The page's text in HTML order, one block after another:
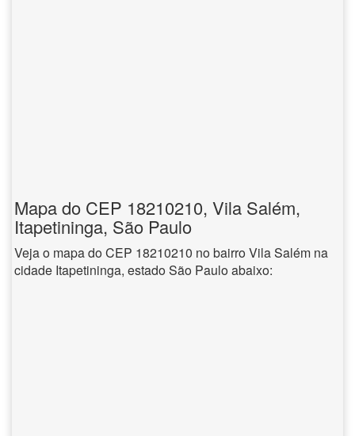
Mapa do CEP 18210210, Vila Salém,
Itapetininga, São Paulo
Veja o mapa do CEP 18210210 no bairro Vila Salém na
cidade Itapetininga, estado São Paulo abaixo: